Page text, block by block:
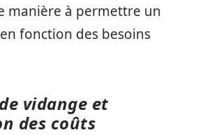
manière à permettre un
fonction des besoins
vidange et
des coûts